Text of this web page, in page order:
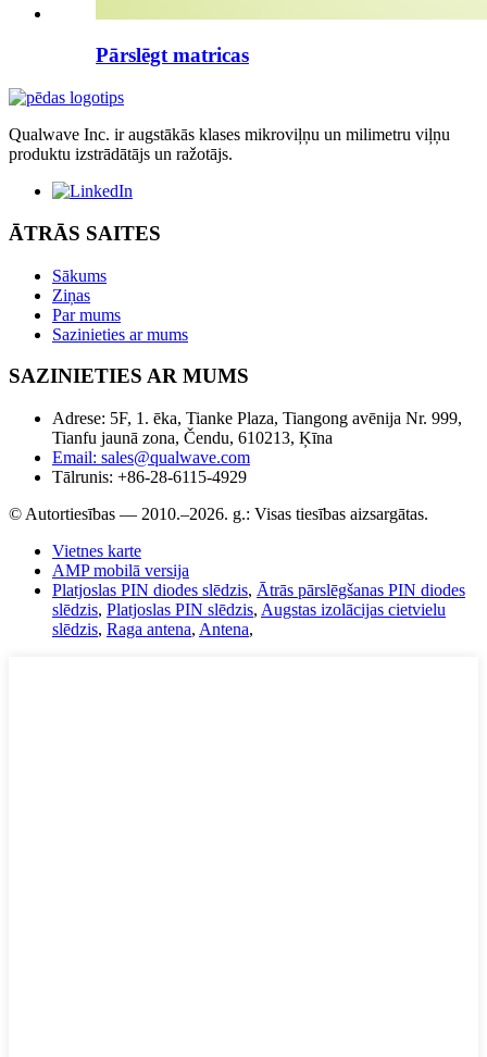
Pārslēgt matricas
Qualwave Inc. ir augstākās klases mikroviļņu un milimetru viļņu
produktu izstrādātājs un ražotājs.
ĀTRĀS SAITES
Sākums
Ziņas
Par mums
Sazinieties ar mums
SAZINIETIES AR MUMS
Adrese: 5F, 1. ēka, Tianke Plaza, Tiangong avēnija Nr. 999,
Tianfu jaunā zona, Čendu, 610213, Ķīna
Email: sales@qualwave.com
Tālrunis: +86-28-6115-4929
© Autortiesības — 2010.–2026. g.: Visas tiesības aizsargātas.
Vietnes karte
AMP mobilā versija
Platjoslas PIN diodes slēdzis, Ātrās pārslēgšanas PIN diodes
slēdzis, Platjoslas PIN slēdzis, Augstas izolācijas cietvielu
slēdzis, Raga antena, Antena,